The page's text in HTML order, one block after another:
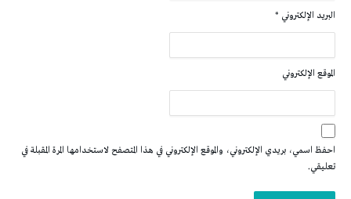
البريد الإلكتروني *
الموقع الإلكتروني
احفظ اسمي، بريدي الإلكتروني، والموقع الإلكتروني في هذا المتصفح لاستخدامها المرة المقبلة في
تعليقي.